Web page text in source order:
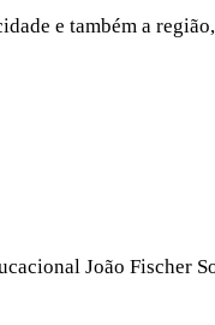
e também a
João Fischer